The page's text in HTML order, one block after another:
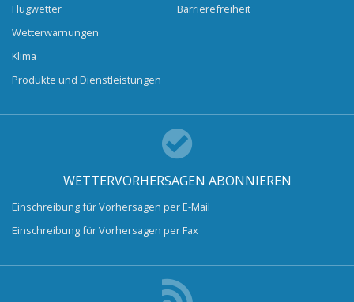
Flugwetter
Wetterwarnungen
Klima
Produkte und Dienstleistungen
Barrierefreiheit
WETTERVORHERSAGEN ABONNIEREN
Einschreibung für Vorhersagen per E-Mail
Einschreibung für Vorhersagen per Fax